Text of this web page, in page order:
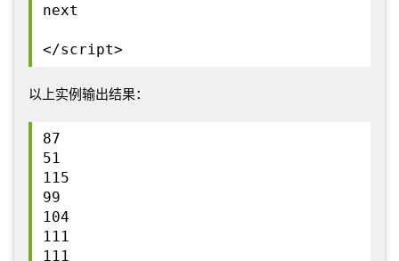
next
</script>
以上实例输出结果：
87
51
115
99
104
111
111